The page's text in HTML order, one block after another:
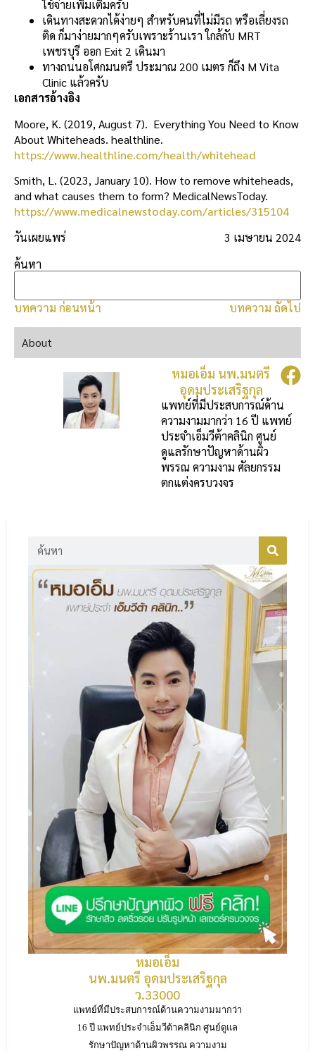
ใช้จ่ายเพิ่มเติมครับ
เดินทางสะดวกได้ง่ายๆ สำหรับคนที่ไม่มีรถ หรือเลี่ยงรถ
ติด ก็มาง่ายมากๆครับเพราะร้านเรา ใกล้กับ MRT
เพชรบุรี ออก Exit 2 เดินมา
ทางถนนอโศกมนตรี ประมาณ 200 เมตร ก็ถึง M Vita
Clinic แล้วครับ
เอกสารอ้างอิง
Moore, K. (2019, August 7). Everything You Need to Know
About Whiteheads. healthline.
https://www.healthline.com/health/whitehead
Smith, L. (2023, January 10). How to remove whiteheads,
and what causes them to form? MedicalNewsToday.
https://www.medicalnewstoday.com/articles/315104
วันเผยแพร่
3 เมษายน 2024
ค้นหา
บทความ ก่อนหน้า บทความ ถัดไป
About
หมอเอ็ม นพ.มนตรี
อุดมประเสริฐกุล
แพทย์ที่มีประสบการณ์ด้าน
ความงามมากว่า 16 ปี แพทย์
ประจำเอ็มวีต้าคลินิก ศูนย์
ดูแลรักษาปัญหาด้านผิว
พรรณ ความงาม ศัลยกรรม
ตกแต่งครบวงจร
หมอเอ็ม
นพ.มนตรี อุดมประเสริฐกุล
ว.33000
แพทย์ที่มีประสบการณ์ด้านความงามมากว่า
16 ปี แพทย์ประจำเอ็มวีต้าคลินิก ศูนย์ดูแล
รักษาปัญหาด้านผิวพรรณ ความงาม